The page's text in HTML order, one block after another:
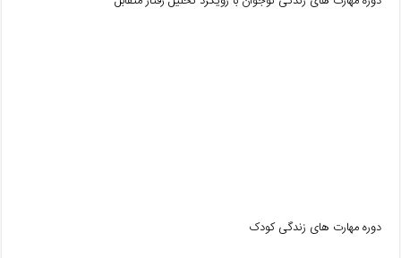
دوره مهارت های زندگی کودک